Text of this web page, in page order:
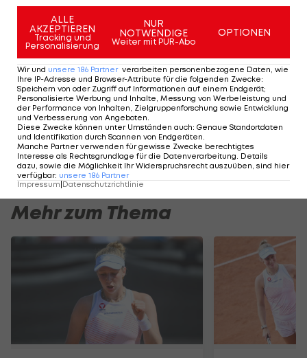
Die Miami Open 2026 finden ab dem kommenden
Sonntag (15.03.) im Hard Rock Stadium in Miami
Gardens (Florida) statt.
Diese Tennis-Stars
haben das meiste
Karriere-Preisgeld
abgestaubt
Tennis
Mehr zum Thema
ALLE
AKZEPTIEREN
Tracking und
Personalisierung
NUR
NOTWENDIGE
Weiter mit PUR-Abo
OPTIONEN
Wir und unsere 186 Partner verarbeiten personenbezogene Daten, wie
Ihre IP-Adresse und Browser-Attribute für die folgenden Zwecke:
Speichern von oder Zugriff auf Informationen auf einem Endgerät;
Personalisierte Werbung und Inhalte, Messung von Werbeleistung und
der Performance von Inhalten, Zielgruppenforschung sowie Entwicklung
und Verbesserung von Angeboten
Diese Zwecke können unter Umständen auch: Genaue Standortdaten
und Identifikation durch Scannen von Endgeräten
Manche Partner verwenden für gewisse Zwecke berechtigtes
Interesse als Rechtsgrundlage für die Datenverarbeitung. Details
dazu, sowie die Möglichkeit Ihr Widerspruchsrecht auszuüben, sind hier
verfügbar: unsere 186 Partner
Impressum|Datenschutzrichtlinie